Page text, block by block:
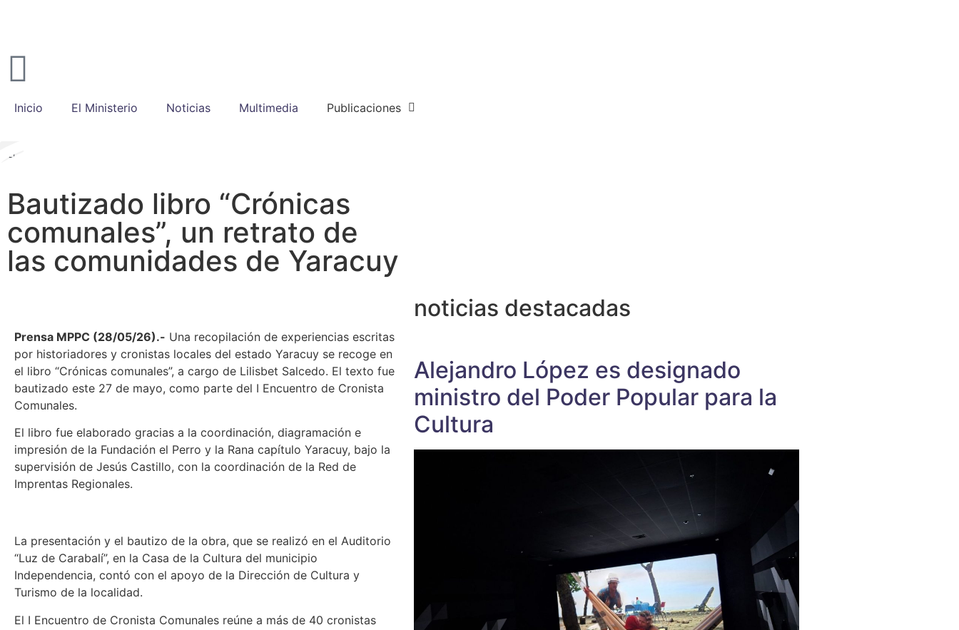
Inicio El Ministerio Noticias Multimedia Publicaciones
Bautizado libro “Crónicas
comunales”, un retrato de
las comunidades de Yaracuy
Prensa MPPC (28/05/26).- Una recopilación de experiencias escritas
por historiadores y cronistas locales del estado Yaracuy se recoge en
el libro “Crónicas comunales”, a cargo de Lilisbet Salcedo. El texto fue
bautizado este 27 de mayo, como parte del I Encuentro de Cronista
Comunales.
El libro fue elaborado gracias a la coordinación, diagramación e
impresión de la Fundación el Perro y la Rana capítulo Yaracuy, bajo la
supervisión de Jesús Castillo, con la coordinación de la Red de
Imprentas Regionales.
La presentación y el bautizo de la obra, que se realizó en el Auditorio
“Luz de Carabalí”, en la Casa de la Cultura del municipio
Independencia, contó con el apoyo de la Dirección de Cultura y
Turismo de la localidad.
El I Encuentro de Cronista Comunales reúne a más de 40 cronistas
noticias destacadas
Alejandro López es designado
ministro del Poder Popular para la
Cultura